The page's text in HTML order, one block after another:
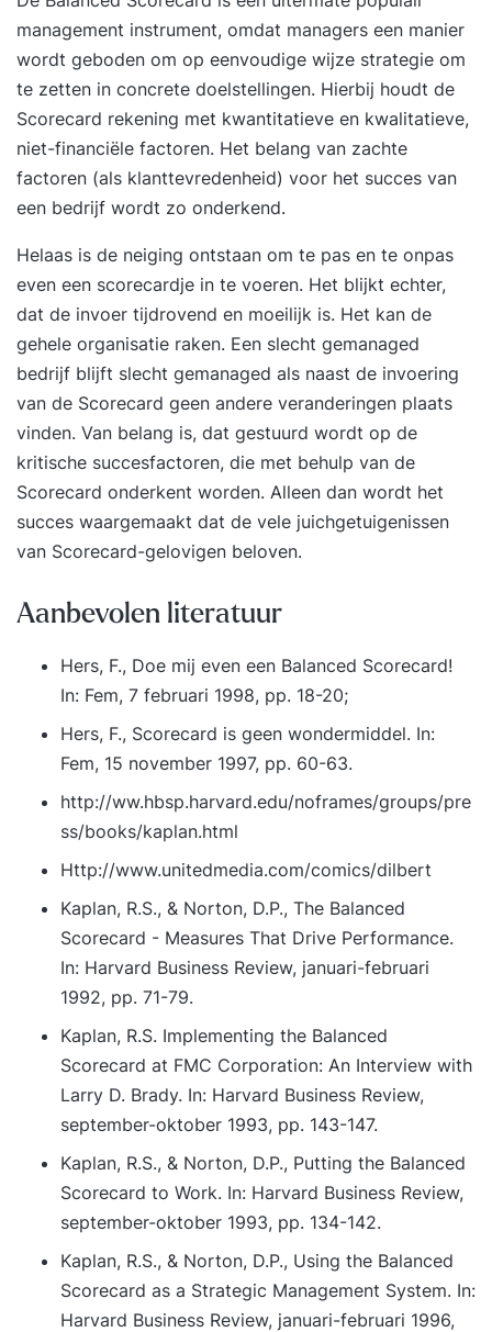
management instrument, omdat managers een manier
wordt geboden om op eenvoudige wijze strategie om
te zetten in concrete doelstellingen. Hierbij houdt de
Scorecard rekening met kwantitatieve en kwalitatieve,
niet-financiële factoren. Het belang van zachte
factoren (als klanttevredenheid) voor het succes van
een bedrijf wordt zo onderkend.
Helaas is de neiging ontstaan om te pas en te onpas
even een scorecardje in te voeren. Het blijkt echter,
dat de invoer tijdrovend en moeilijk is. Het kan de
gehele organisatie raken. Een slecht gemanaged
bedrijf blijft slecht gemanaged als naast de invoering
van de Scorecard geen andere veranderingen plaats
vinden. Van belang is, dat gestuurd wordt op de
kritische succesfactoren, die met behulp van de
Scorecard onderkent worden. Alleen dan wordt het
succes waargemaakt dat de vele juichgetuigenissen
van Scorecard-gelovigen beloven.
Aanbevolen literatuur
Hers, F., Doe mij even een Balanced Scorecard!
In: Fem, 7 februari 1998, pp. 18-20;
Hers, F., Scorecard is geen wondermiddel. In:
Fem, 15 november 1997, pp. 60-63.
http://ww.hbsp.harvard.edu/noframes/groups/pre
ss/books/kaplan.html
Http://www.unitedmedia.com/comics/dilbert
Kaplan, R.S., & Norton, D.P., The Balanced
Scorecard - Measures That Drive Performance.
In: Harvard Business Review, januari-februari
1992, pp. 71-79.
Kaplan, R.S. Implementing the Balanced
Scorecard at FMC Corporation: An Interview with
Larry D. Brady. In: Harvard Business Review,
september-oktober 1993, pp. 143-147.
Kaplan, R.S., & Norton, D.P., Putting the Balanced
Scorecard to Work. In: Harvard Business Review,
september-oktober 1993, pp. 134-142.
Kaplan, R.S., & Norton, D.P., Using the Balanced
Scorecard as a Strategic Management System. In:
Harvard Business Review, januari-februari 1996,